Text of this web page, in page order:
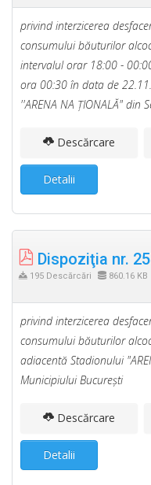
privind interzicerea
consumului băuturilor
intervalul orar 18:00 -
ora 00:30 în data de
''ARENA NA ŢIONALĂ" din
Descărcare
Detalii
Dispoziţia nr.
195 Descărcări 860.16 KB
privind interzicerea
consumului băuturilor
adiacentă Stadionului
Municipiului Bucureşti
Descărcare
Detalii